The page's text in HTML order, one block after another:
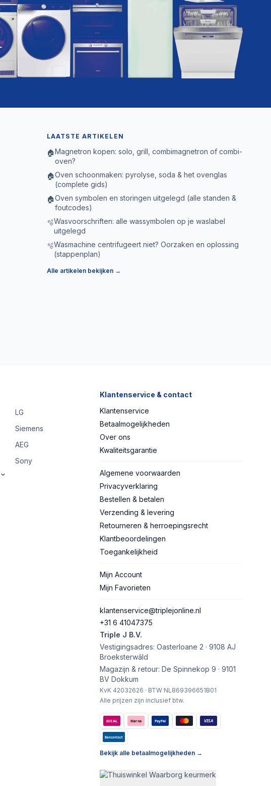
LAATSTE ARTIKELEN
🏠Magnetron kopen: solo, grill, combimagnetron of combi-
oven?
🏠Oven schoonmaken: pyrolyse, soda & het ovenglas
(complete gids)
🏠Oven symbolen en storingen uitgelegd (alle standen &
foutcodes)
🫧Wasvoorschriften: alle wassymbolen op je waslabel
uitgelegd
🫧Wasmachine centrifugeert niet? Oorzaken en oplossing
(stappenplan)
Alle artikelen bekijken →
LG
Siemens
AEG
Sony
Klantenservice & contact
Klantenservice
Betaalmogelijkheden
Over ons
Kwaliteitsgarantie
Algemene voorwaarden
Privacyverklaring
Bestellen & betalen
Verzending & levering
Retourneren & herroepingsrecht
Klantbeoordelingen
Toegankelijkheid
Mijn Account
Mijn Favorieten
klantenservice@triplejonline.nl
+31 6 41047375
Triple J B.V.
Vestigingsadres: Oasterloane 2 · 9108 AJ
Broeksterwâld
Magazijn & retour: De Spinnekop 9 · 9101
BV Dokkum
KvK 42032626 · BTW NL869396651B01
Alle prijzen zijn inclusief btw.
iDEAL Klarna PayPal VISA
Bancontact
Bekijk alle betaalmogelijkheden →